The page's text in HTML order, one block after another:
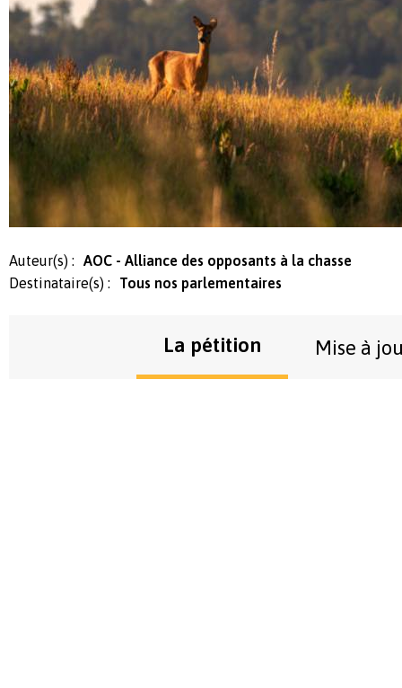
Auteur(s) :
AOC - Alliance des opposants à la chasse
Destinataire(s) :
Tous nos parlementaires
La pétition Mise à